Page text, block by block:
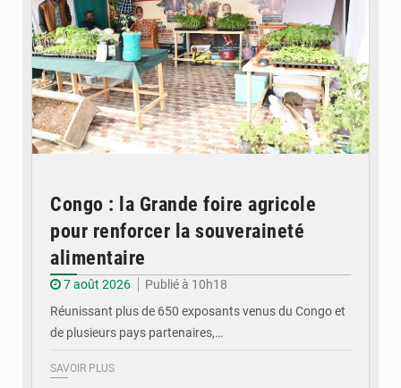
Congo : la Grande foire agricole
pour renforcer la souveraineté
alimentaire
7 août 2026
Publié à 10h18
Réunissant plus de 650 exposants venus du Congo et
de plusieurs pays partenaires,…
SAVOIR PLUS